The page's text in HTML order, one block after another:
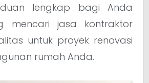
lengkap bagi Anda
mencari jasa kontraktor
untuk proyek renovasi
rumah Anda.